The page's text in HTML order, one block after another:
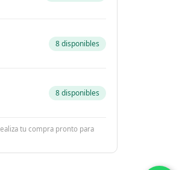
8 disponibles
8 disponibles
tu compra pronto para